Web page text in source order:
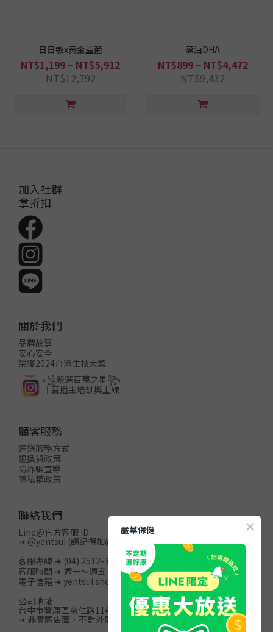
日日敏x黃金益菌
NT$1,199 ~ NT$5,912
NT$12,792
藻油DHA
NT$899 ~ NT$4,472
NT$9,432
加入社群
拿折扣
關於我們
品牌故事
安心安全
榮獲2024台灣生技大獎
꧁嚴選百萬之星꧂
│直播主培訓與上線│
顧客服務
運送服務方式
退換貨政策
防詐騙宣導
隱私權政策
聯絡我們
Line@官方客服 ID
➜ @yentsui (請記得加@)
客服專線 ➜ (04) 2512-3996
客服時間 ➜ 週一～週五 / 08:00-20:00
電子信箱 ➜ yentsui.shop@gmail.com
公司地址
台中市豐原區育仁路114巷15號13樓之2
➜ 非實體店面，不對外開放
嚴萃保健